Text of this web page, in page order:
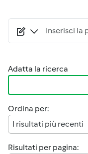
Adatta la ricerca
Ordina per:
I risultati più recenti
Risultati per pagina: